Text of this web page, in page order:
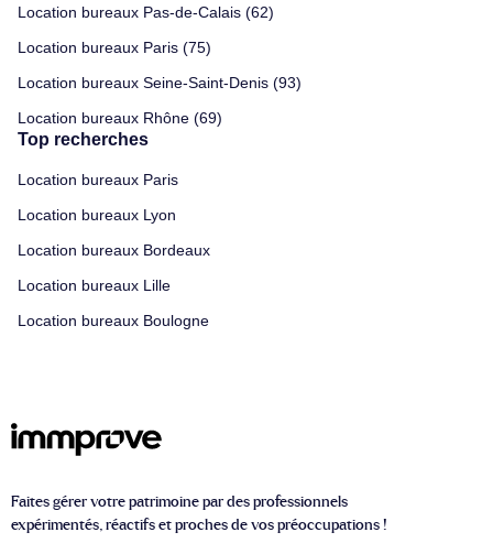
Location bureaux Pas-de-Calais (62)
Location bureaux Paris (75)
Location bureaux Seine-Saint-Denis (93)
Location bureaux Rhône (69)
Top recherches
Location bureaux Paris
Location bureaux Lyon
Location bureaux Bordeaux
Location bureaux Lille
Location bureaux Boulogne
Faites gérer votre patrimoine par des professionnels
expérimentés, réactifs et proches de vos préoccupations !